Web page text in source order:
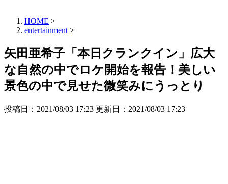
HOME >
entertainment >
矢田亜希子「本日クランクイン」広大
な自然の中でロケ開始を報告！美しい
景色の中で見せた微笑みにうっとり
投稿日：2021/08/03 17:23 更新日： 2021/08/03 17:23